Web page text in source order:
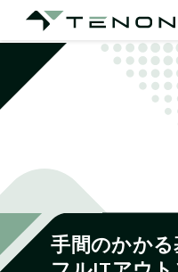
手間のかか